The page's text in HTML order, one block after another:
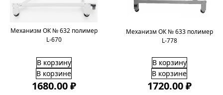
Механизм ОК № 632 полимер
L-670
В корзину
В корзине
1680.00 ₽
Механизм ОК № 633 полимер
L-778
В корзину
В корзине
1720.00 ₽